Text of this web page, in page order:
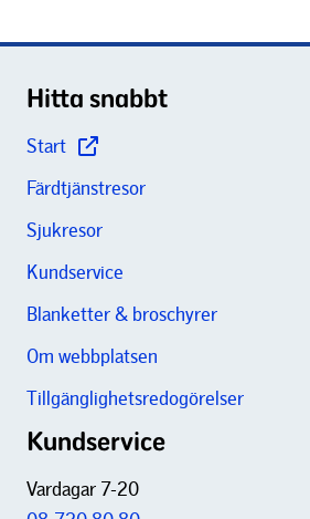
Hitta snabbt
Start
Färdtjänstresor
Sjukresor
Kundservice
Blanketter & broschyrer
Om webbplatsen
Tillgänglighetsredogörelser
Kundservice
Vardagar 7-20